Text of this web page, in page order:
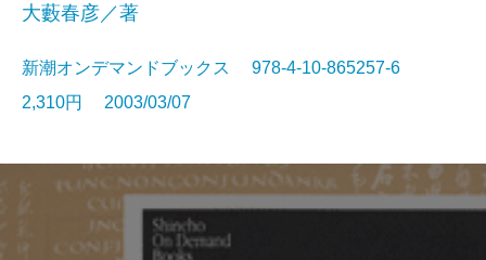
大藪春彦／著
新潮オンデマンドブックス 978-4-10-865257-6
2,310円 2003/03/07